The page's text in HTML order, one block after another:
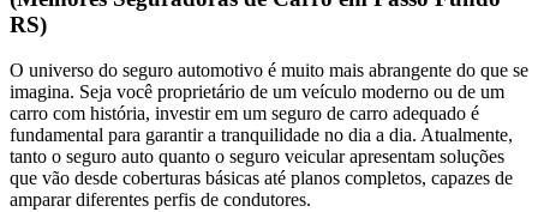
RS)
O universo do seguro automotivo é muito mais abrangente do que se
imagina. Seja você proprietário de um veículo moderno ou de um
carro com história, investir em um seguro de carro adequado é
fundamental para garantir a tranquilidade no dia a dia. Atualmente,
tanto o seguro auto quanto o seguro veicular apresentam soluções
que vão desde coberturas básicas até planos completos, capazes de
amparar diferentes perfis de condutores.